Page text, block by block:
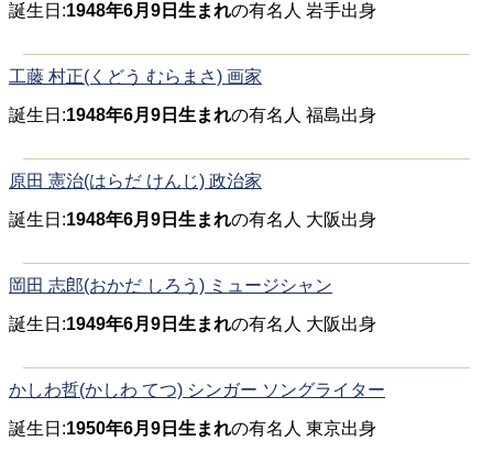
誕生日:1948年6月9日生まれの有名人 岩手出身
工藤 村正(くどう むらまさ) 画家
誕生日:1948年6月9日生まれの有名人 福島出身
原田 憲治(はらだ けんじ) 政治家
誕生日:1948年6月9日生まれの有名人 大阪出身
岡田 志郎(おかだ しろう) ミュージシャン
誕生日:1949年6月9日生まれの有名人 大阪出身
かしわ哲(かしわ てつ) シンガー ソングライター
誕生日:1950年6月9日生まれの有名人 東京出身